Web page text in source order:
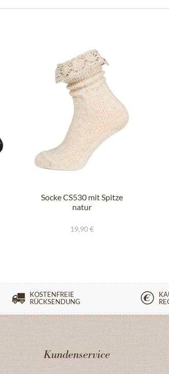
Socke CS530 mit Spitze
natur
19,90 €
KOSTENFREIE
RÜCKSENDUNG
Kundenservice